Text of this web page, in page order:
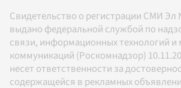
Свидетельство о регистрации СМИ
выдано федеральной службой по
связи, информационных технологий и
коммуникаций (Роскомнадзор)
несет ответственности за
содержащейся в рекламных